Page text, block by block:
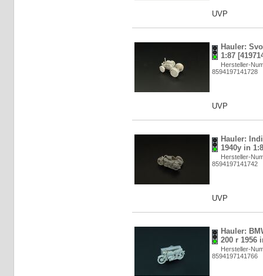
UVP
Hauler:
1:87
Hersteller-
8594197141728
UVP
Hauler:
1940y in
Hersteller-
8594197141742
UVP
Hauler:
200 r 1956
Hersteller-
8594197141766